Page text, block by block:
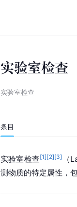
实验室检查
实验室检查
条目
实验室检查[1][2][3] （
测物质的特定属性，